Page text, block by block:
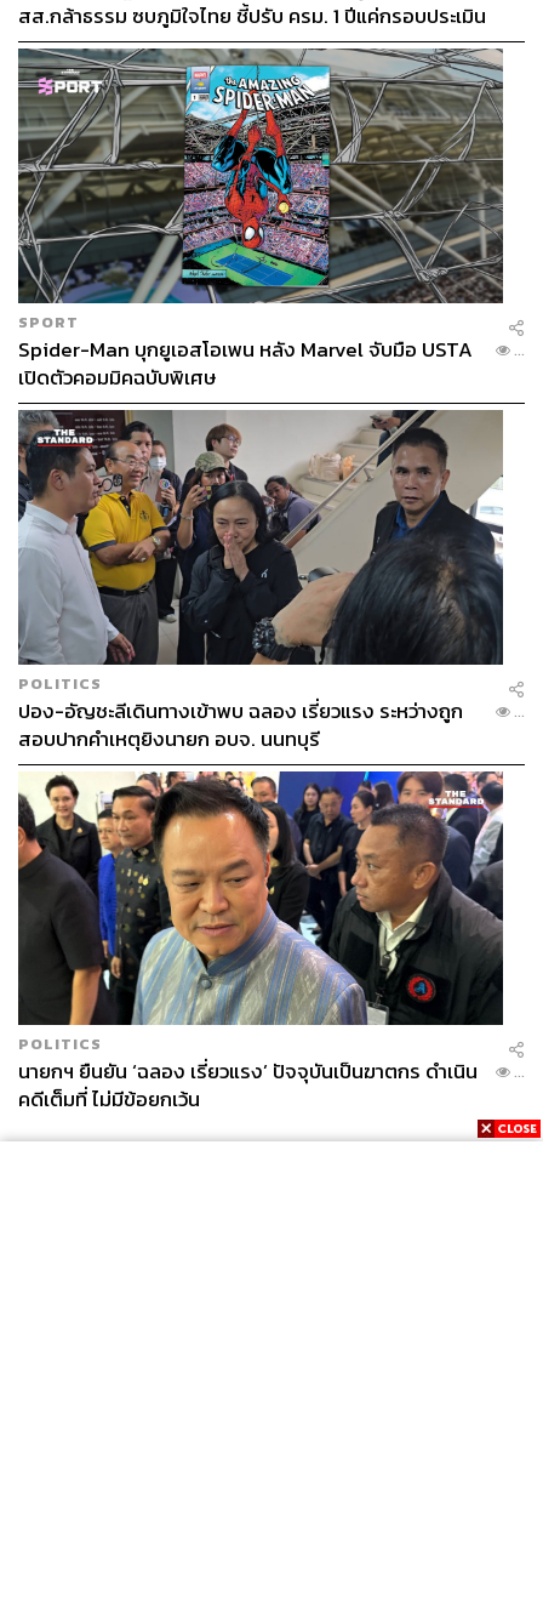
สส.กล้าธรรม ซบภูมิใจไทย ชี้ปรับ ครม. 1 ปีแค่กรอบประเมิน
โยนนายกฯ ตัดสินใจ
SPORT
Spider-Man บุกยูเอสโอเพน หลัง Marvel จับมือ USTA
เปิดตัวคอมมิคฉบับพิเศษ
...
POLITICS
ปอง-อัญชะลีเดินทางเข้าพบ ฉลอง เรี่ยวแรง ระหว่างถูก
สอบปากคำเหตุยิงนายก อบจ. นนทบุรี
...
POLITICS
นายกฯ ยืนยัน ‘ฉลอง เรี่ยวแรง’ ปัจจุบันเป็นฆาตกร ดำเนิน
คดีเต็มที่ ไม่มีข้อยกเว้น
...